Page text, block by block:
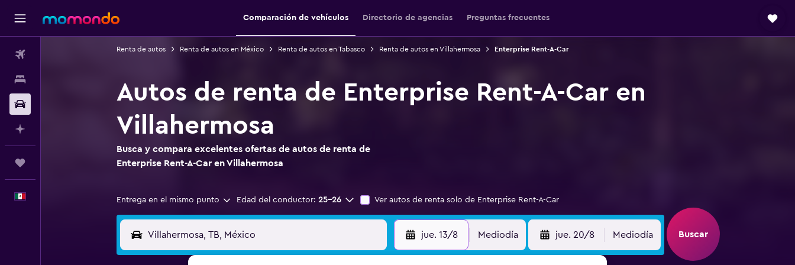
Comparación de vehículos Directorio de agencias Preguntas frecuentes
Renta de autos Renta de autos en México Renta de autos en Tabasco Renta de autos en Villahermosa Enterprise Rent-A-Car
Autos de renta de Enterprise Rent-A-Car en
Villahermosa
Busca y compara excelentes ofertas de autos de renta de
Enterprise Rent-A-Car en Villahermosa
Entrega en el mismo punto Edad del conductor: 25-26 Ver autos de renta solo de Enterprise Rent-A-Car
jue. 13/8 Mediodía jue. 20/8 Mediodía Buscar